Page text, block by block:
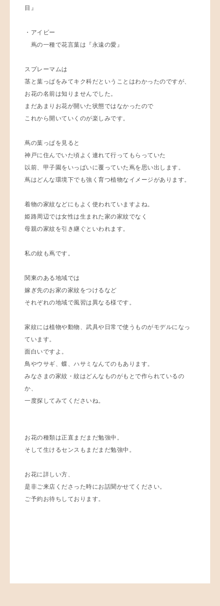
目』
・アイビー
蔦の一種で花言葉は『永遠の愛』
スプレーマムは
茎と葉っぱをみてキク科だということはわかったのですが、
お花の名前は知りませんでした。
まだあまりお花が開いた状態ではなかったので
これから開いていくのが楽しみです。
蔦の葉っぱを見ると
神戸に住んでいた頃よく連れて行ってもらっていた
以前、甲子園をいっぱいに覆っていた蔦を思い出します。
蔦はどんな環境下でも強く育つ植物なイメージがあります。
着物の家紋などにもよく使われていますよね。
姫路周辺では女性は生まれた家の家紋でなく
母親の家紋を引き継ぐといわれます。
私の紋も蔦です。
関東のある地域では
嫁ぎ先のお家の家紋をつけるなど
それぞれの地域で風習は異なる様です。
家紋には植物や動物、武具や日常で使うものがモデルになっ
ています。
面白いですよ。
鳥やウサギ、蝶、ハサミなんてのもあります。
みなさまの家紋・紋はどんなものがもとで作られているの
か、
一度探してみてくださいね。
お花の種類は正直まだまだ勉強中。
そして生けるセンスもまだまだ勉強中。
お花に詳しい方、
是非ご来店くださった時にお話聞かせてください。
ご予約お待ちしております。